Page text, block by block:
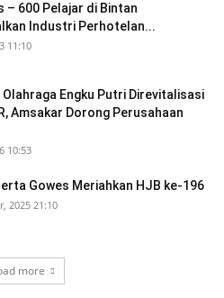
– 600 Pelajar di Bintan
Industri Perhotelan...
11:10
Olahraga Engku Putri Direvitalisasi
Amsakar Dorong Perusahaan
10:53
Gowes Meriahkan HJB ke-196
2025 21:10
more